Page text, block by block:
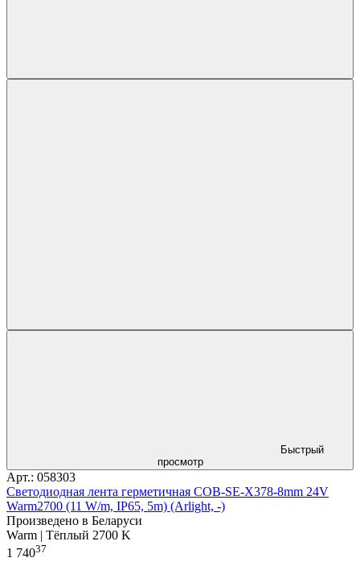
Быстрый
просмотр
Арт.: 058303
Светодиодная лента герметичная COB-SE-X378-8mm 24V
Warm2700 (11 W/m, IP65, 5m) (Arlight, -)
Произведено в Беларуси
Warm | Тёплый 2700 K
1 74037